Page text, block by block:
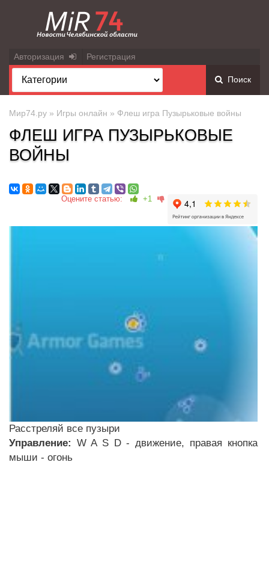
Авторизация Регистрация
Поиск
Мир74.ру » Игры онлайн » Флеш игра Пузырьковые войны
ФЛЕШ ИГРА ПУЗЫРЬКОВЫЕ
ВОЙНЫ
Оцените статью: +1
Расстреляй все пузыри
Управление: W A S D - движение, правая кнопка
мыши - огонь